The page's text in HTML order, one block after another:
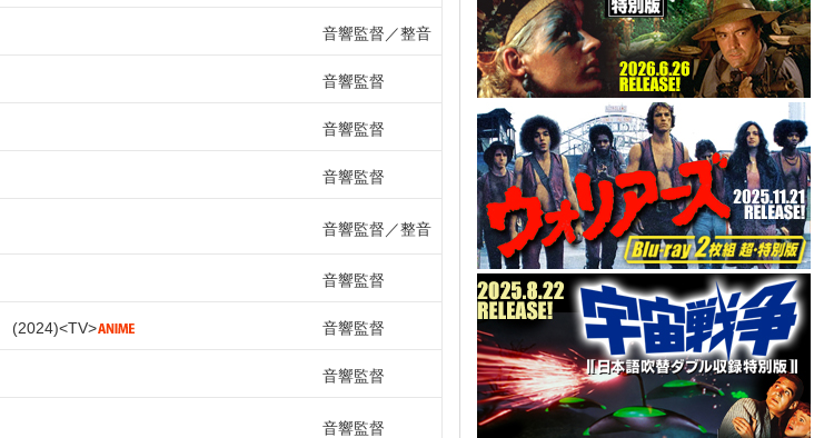
音響監督 整音
音響監督
音響監督
音響監督
音響監督 整音
音響監督
2024 TV 音響監督
音響監督
音響監督